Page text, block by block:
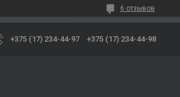
6 отзывов
+375 (17) 234-44-97 +375 (17) 234-44-98